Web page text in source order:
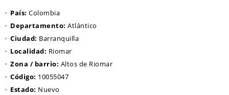
País: Colombia
Departamento: Atlántico
Ciudad: Barranquilla
Localidad: Riomar
Zona / barrio: Altos de Riomar
Código: 10055047
Estado: Nuevo